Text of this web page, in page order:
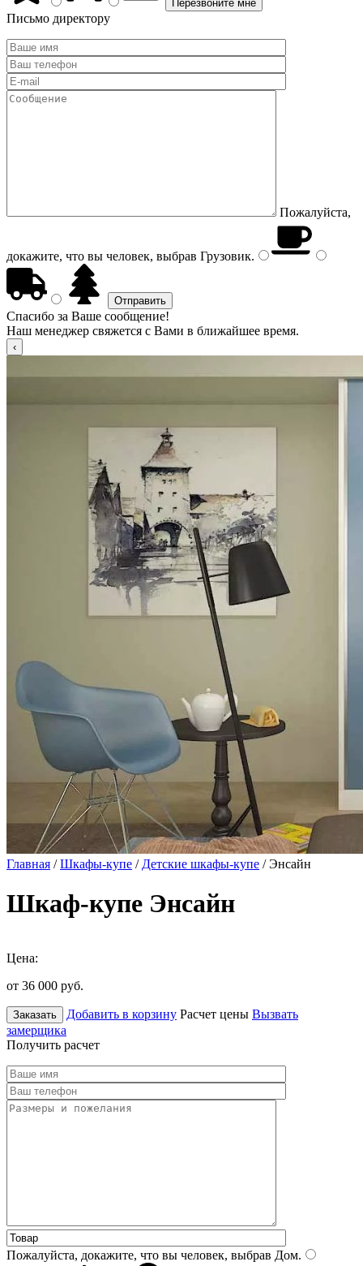
Письмо директору
Пожалуйста,
докажите, что вы человек, выбрав Грузовик.
Спасибо за Ваше сообщение!
Наш менеджер свяжется с Вами в ближайшее время.
Главная /Шкафы-купе / Детские шкафы-купе / Энсайн
Шкаф-купе Энсайн
Цена:
от 36 000 руб.
Заказать Добавить в корзину Расчет цены Вызвать
замерщика
Получить расчет
Пожалуйста, докажите, что вы человек, выбрав Дом.